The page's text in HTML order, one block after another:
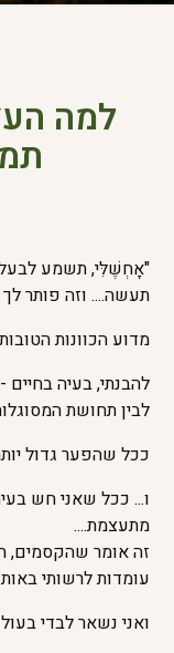
למה
"אָחְשֶׁלִּי, תשמע לבעל
תעשה.... וזה פותר
מדוע הכוונות
להבנתי, בעיה
לבין תחושת
ככל שהפער גדול
ו... ככל שאני חש
מתעצמת....
זה אומר שהקסמים,
עומדות לרשותי
ואני נשאר לבדי